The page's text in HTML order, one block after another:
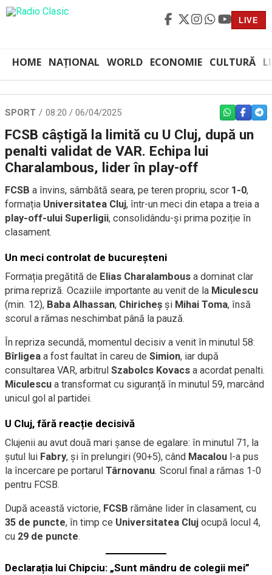
LIVE
HOME NAȚIONAL WORLD ECONOMIE CULTURĂ
SPORT 08:20 / 06/04/2025 WHATSAPP
FCSB câștigă la limită cu U Cluj, după un
penalti validat de VAR. Echipa lui
Charalambous, lider în play-off
FCSB a învins, sâmbătă seara, pe teren propriu, scor 1-0,
formația Universitatea Cluj, într-un meci din etapa a treia a
play-off-ului Superligii, consolidându-și prima poziție în
clasament.
Un meci controlat de bucureșteni
Formația pregătită de Elias Charalambous a dominat clar
prima repriză. Ocaziile importante au venit de la Miculescu
(min. 12), Baba Alhassan, Chiricheș și Mihai Toma, însă
scorul a rămas neschimbat până la pauză.
În repriza secundă, momentul decisiv a venit în minutul 58:
Bîrligea a fost faultat în careu de Simion, iar după
consultarea VAR, arbitrul Szabolcs Kovacs a acordat penalti.
Miculescu a transformat cu siguranță în minutul 59, marcând
unicul gol al partidei.
U Cluj, fără reacție decisivă
Clujenii au avut două mari șanse de egalare: în minutul 71, la
șutul lui Fabry, și în prelungiri (90+5), când Macalou l-a pus
la încercare pe portarul Târnovanu. Scorul final a rămas 1-0
pentru FCSB.
După această victorie, FCSB rămâne lider în clasament, cu
35 de puncte, în timp ce Universitatea Cluj ocupă locul 4,
cu 29 de puncte.
Declarația lui Chipciu: „Sunt mândru de colegii mei”